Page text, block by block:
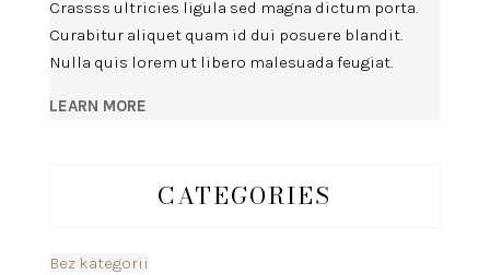
Crassss ultricies ligula sed magna dictum porta.
Curabitur aliquet quam id dui posuere blandit.
Nulla quis lorem ut libero malesuada feugiat.
LEARN MORE
CATEGORIES
Bez kategorii